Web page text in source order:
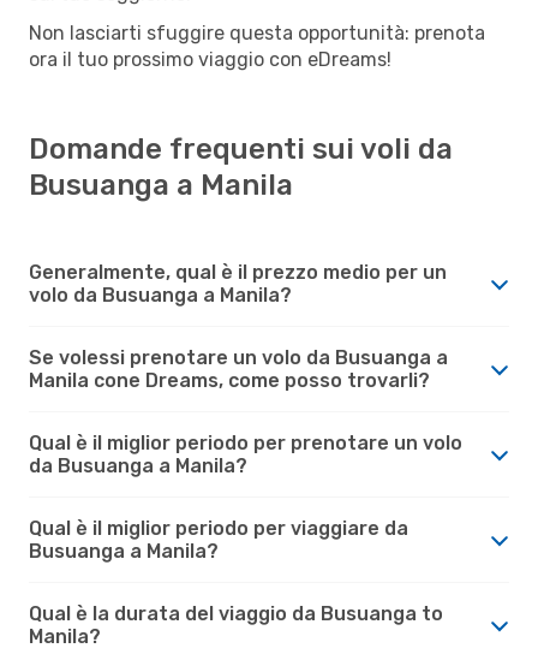
Non lasciarti sfuggire questa opportunità: prenota
ora il tuo prossimo viaggio con eDreams!
Domande frequenti sui voli da
Busuanga a Manila
Generalmente, qual è il prezzo medio per un
volo da Busuanga a Manila?
Se volessi prenotare un volo da Busuanga a
Manila cone Dreams, come posso trovarli?
Qual è il miglior periodo per prenotare un volo
da Busuanga a Manila?
Qual è il miglior periodo per viaggiare da
Busuanga a Manila?
Qual è la durata del viaggio da Busuanga to
Manila?